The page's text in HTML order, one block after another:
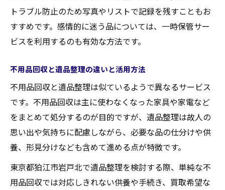
トラブル防止のため写真やリストで記録を残すこともお
すすめです。感情的に迷う品については、一時保管サー
ビスを利用するのも有効な方法です。
不用品回収と遺品整理の違いと活用方法
不用品回収と遺品整理は似ているようで異なるサービス
です。不用品回収は主に使わなくなった家具や家電など
をまとめて処分するのが目的ですが、遺品整理は故人の
思い出や気持ちに配慮しながら、必要な品の仕分けや供
養、形見分けなども含めて進める点が特徴です。
東京都狛江市岩戸北で遺品整理を検討する際、単純な不
用品回収では対応しきれない供養や手続き、買取希望な